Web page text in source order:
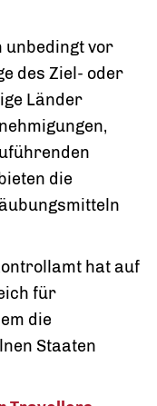
unbedingt vor
des Ziel- oder
Länder
die
hat auf
für
die
Staaten